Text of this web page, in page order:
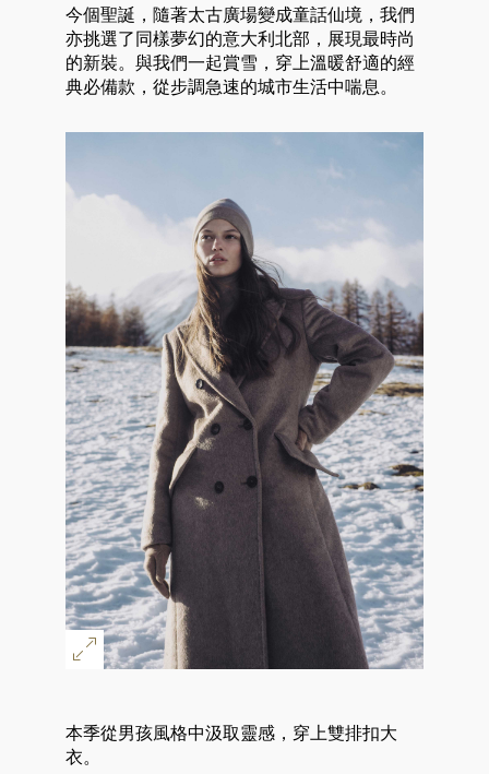
今個聖誕，隨著太古廣場變成童話仙境，我們
亦挑選了同樣夢幻的意大利北部，展現最時尚
的新裝。與我們一起賞雪，穿上溫暖舒適的經
典必備款，從步調急速的城市生活中喘息。
本季從男孩風格中汲取靈感，穿上雙排扣大
衣。